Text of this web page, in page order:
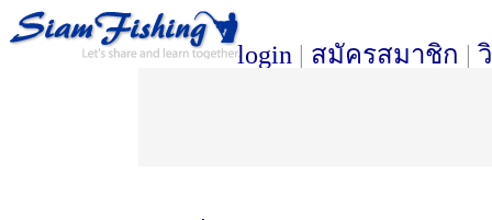
login | สมัครสมาชิก |